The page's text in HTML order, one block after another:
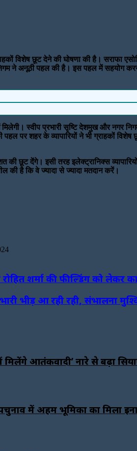
विशेष छूट देने की घोषणा की है। सराफा
ने अनूठी पहल की है। इस पहल में सहयोग
स्वीप प्रभारी सृष्टि देशमुख और नगर
पहल पर शहर के व्यापारियों ने भी ग्राहकों
की छूट देंगे। इसी तरह इलेक्ट्रानिक्स
की है कि वे ज्यादा से ज्यादा मतदान करें।
शर्मा की फील्डिंग को लेकर
भीड़ आ रही रही, संभालना
आतंकवादी’ नारे से बढ़ा
में अहम भूमिका का मिला